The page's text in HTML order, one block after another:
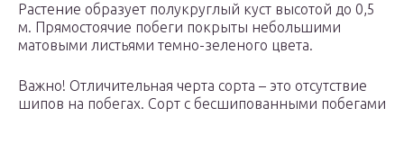
Растение образует полукруглый куст высотой до 0,5
м. Прямостоячие побеги покрыты небольшими
матовыми листьями темно-зеленого цвета.
Важно! Отличительная черта сорта – это отсутствие
шипов на побегах. Сорт с бесшипованными побегами